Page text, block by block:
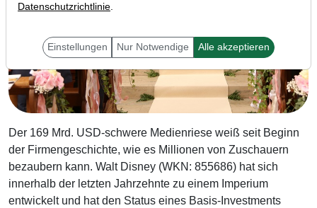
Der 169 Mrd. USD-schwere Medienriese weiß seit Beginn
der Firmengeschichte, wie es Millionen von Zuschauern
bezaubern kann. Walt Disney (WKN: 855686) hat sich
innerhalb der letzten Jahrzehnte zu einem Imperium
entwickelt und hat den Status eines Basis-Investments
Datenschutzrichtlinie.
Einstellungen Nur Notwendige Alle akzeptieren